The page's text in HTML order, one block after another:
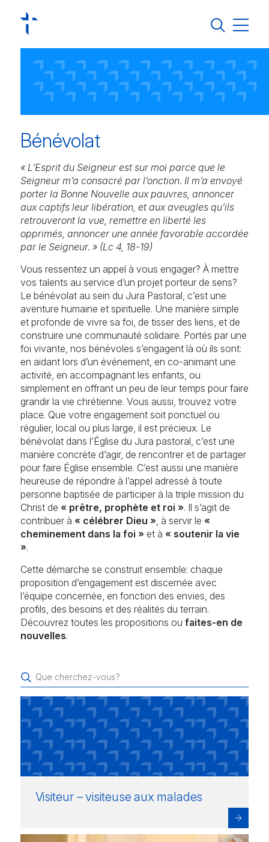
Régions pastorales
Vivre sa foi
Groupements et missions linguistiques
Agenda
Actualités
Contact
Salles à louer
Messes et célébrations
Solstices
Retour en images
Bénévolat
« L’Esprit du Seigneur est sur moi parce que le
Seigneur m’a consacré par l’onction. Il m’a envoyé
porter la Bonne Nouvelle aux pauvres, annoncer
aux captifs leur libération, et aux aveugles qu’ils
retrouveront la vue, remettre en liberté les
opprimés, annoncer une année favorable accordée
par le Seigneur. » (Lc 4, 18-19)
Vous ressentez un appel à vous engager? À mettre
vos talents au service d’un projet porteur de sens?
Le bénévolat au sein du Jura Pastoral, c’est une
aventure humaine et spirituelle. Une manière simple
et profonde de vivre sa foi, de tisser des liens, et de
construire une communauté solidaire. Portés par une
foi vivante, nos bénévoles s’engagent là où ils sont:
en aidant lors d’un événement, en co-animant une
activité, en accompagnant les enfants, ou
simplement en offrant un peu de leur temps pour faire
grandir la vie chrétienne. Vous aussi, trouvez votre
place. Que votre engagement soit ponctuel ou
régulier, local ou plus large, il est précieux. Le
bénévolat dans l’Église du Jura pastoral, c’est une
manière concrète d’agir, de rencontrer et de partager
pour faire Église ensemble. C’est aussi une manière
heureuse de répondre à l’appel adressé à toute
personne baptisée de participer à la triple mission du
Christ de « prêtre, prophète et roi ». Il s’agit de
contribuer à « célébrer Dieu », à servir le «
cheminement dans la foi »et à « soutenir la vie
».
Cette démarche se construit ensemble: chaque
proposition d’engagement est discernée avec
l’équipe concernée, en fonction des envies, des
profils, des besoins et des réalités du terrain.
Découvrez toutes les propositions ou faites-en de
nouvelles.
Visiteur – visiteuse aux malades